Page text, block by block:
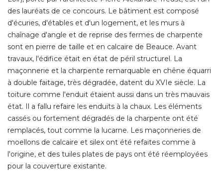
des lauréats de ce concours. Le bâtiment est composé
d'écuries, d'étables et d'un logement, et les murs à
chaînage d'angle et de reprise des fermes de charpente
sont en pierre de taille et en calcaire de Beauce. Avant
travaux, l'édifice était en état de péril structurel. La
maçonnerie et la charpente remarquable en chêne équarri
à double faitage, très dégradée, datent du XVIe siècle. La
toiture comme l'enduit étaient aussi dans un très mauvais
état. Il a fallu refaire les enduits à la chaux. Les éléments
cassés ou fortement dégradés de la charpente ont été
remplacés, tout comme la lucarne. Les maçonneries de
moellons de calcaire et silex ont été refaites comme à
l'origine, et des tuiles plates de pays ont été réemployées
pour la couverture existante.